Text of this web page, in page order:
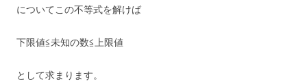
についてこの不等式を解けば
下限値≦未知の数≦上限値
として求まります。